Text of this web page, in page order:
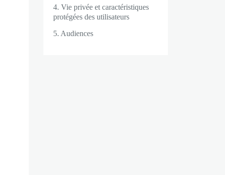
4. Vie privée et caractéristiques
protégées des utilisateurs
5. Audiences